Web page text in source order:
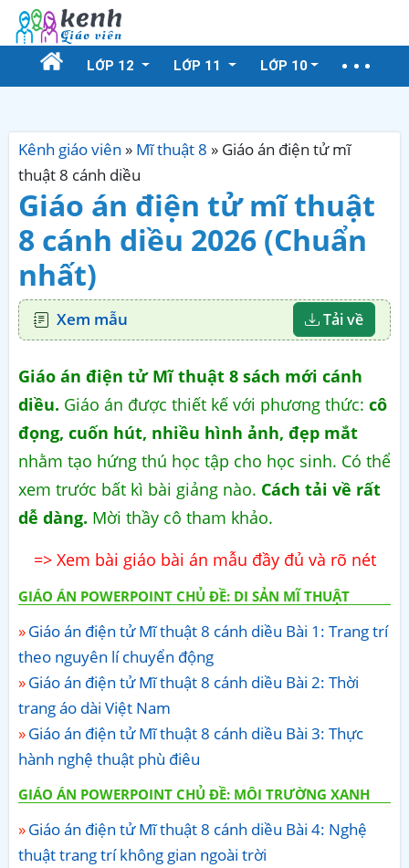
LỚP 12 LỚP 11 LỚP 10
Kênh giáo viên » Mĩ thuật 8 » Giáo án điện tử mĩ
thuật 8 cánh diều
Giáo án điện tử mĩ thuật
8 cánh diều 2026 (Chuẩn
nhất)
Xem mẫu Tải về
Giáo án điện tử Mĩ thuật 8 sách mới cánh
diều. Giáo án được thiết kế với phương thức: cô
đọng, cuốn hút, nhiều hình ảnh, đẹp mắt
nhằm tạo hứng thú học tập cho học sinh. Có thể
xem trước bất kì bài giảng nào. Cách tải về rất
dễ dàng. Mời thầy cô tham khảo.
=> Xem bài giáo bài án mẫu đầy đủ và rõ nét
GIÁO ÁN POWERPOINT CHỦ ĐỀ: DI SẢN MĨ THUẬT
Giáo án điện tử Mĩ thuật 8 cánh diều Bài 1: Trang trí
theo nguyên lí chuyển động
Giáo án điện tử Mĩ thuật 8 cánh diều Bài 2: Thời
trang áo dài Việt Nam
Giáo án điện tử Mĩ thuật 8 cánh diều Bài 3: Thực
hành nghệ thuật phù điêu
GIÁO ÁN POWERPOINT CHỦ ĐỀ: MÔI TRƯỜNG XANH
Giáo án điện tử Mĩ thuật 8 cánh diều Bài 4: Nghệ
thuật trang trí không gian ngoài trời